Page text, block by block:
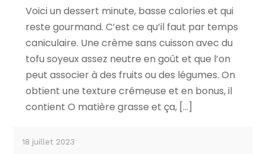
Voici un dessert minute, basse calories et qui
reste gourmand. C’est ce qu’il faut par temps
caniculaire. Une crème sans cuisson avec du
tofu soyeux assez neutre en goût et que l’on
peut associer à des fruits ou des légumes. On
obtient une texture crémeuse et en bonus, il
contient O matière grasse et ça, […]
18 juillet 2023